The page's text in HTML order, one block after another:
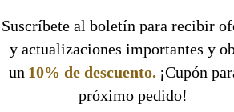
Suscríbete al boletín para recibir
y actualizaciones importantes y
un 10% de descuento. ¡Cupón
próximo pedido!